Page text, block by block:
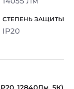
IP20